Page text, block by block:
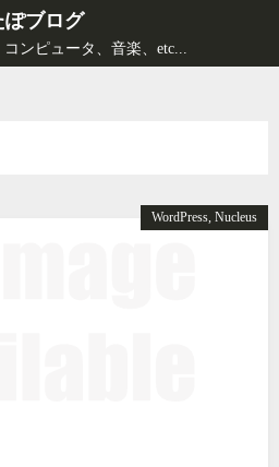
ぽブログ
ンピュータ、音楽、etc...
WordPress, Nucleus